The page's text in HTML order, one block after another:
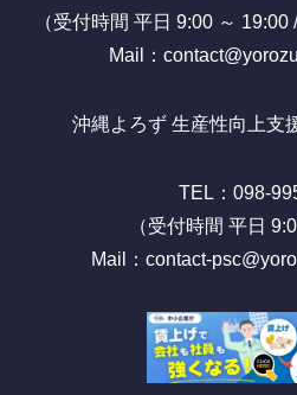
（受付時間 平日 9:00 ～ 19:00
Mail：
沖縄よろず 生産性向上支
TEL：098-
（受付時間 平日
Mail：contact-